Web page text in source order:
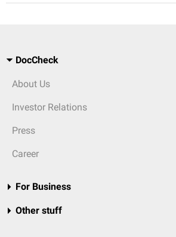
DocCheck
About Us
Investor Relations
Press
Career
For Business
Other stuff